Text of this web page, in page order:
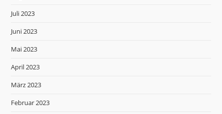
Juli 2023
Juni 2023
Mai 2023
April 2023
März 2023
Februar 2023